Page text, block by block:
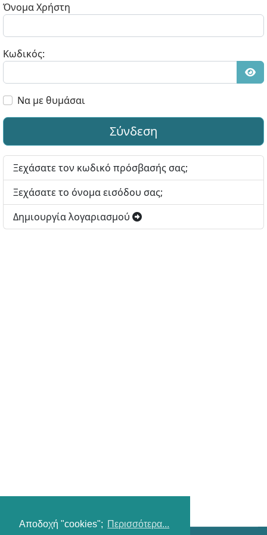
Αποδοχή "cookies"; Περισσότερα...
Όνομα Χρήστη
Κωδικός:
Να με θυμάσαι
Σύνδεση
Ξεχάσατε τον κωδικό πρόσβασής σας;
Ξεχάσατε το όνομα εισόδου σας;
Δημιουργία λογαριασμού